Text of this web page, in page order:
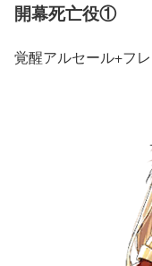
開幕死亡役①
覚醒アルセール+フ